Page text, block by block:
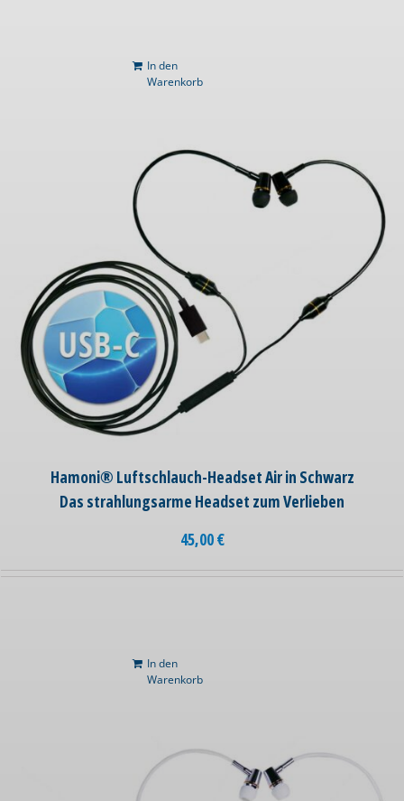
In den
Warenkorb
Hamoni® Luftschlauch-Headset Air in Schwarz
Das strahlungsarme Headset zum Verlieben
45,00€
In den
Warenkorb